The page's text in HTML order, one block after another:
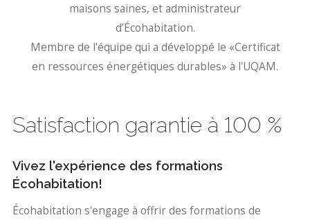
maisons saines, et administrateur
d’Écohabitation.
Membre de l'équipe qui a développé le «Certificat
en ressources énergétiques durables» à l'UQAM.
Satisfaction garantie à 100 %
Vivez l'expérience des formations
Écohabitation!
Écohabitation s'engage à offrir des formations de